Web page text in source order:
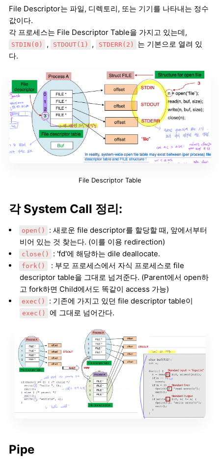
File Descriptor는 파일, 디렉토리, 또는 기기를 나타내는 정수
값이다.
각 프로세스는 File Descriptor Table을 가지고 있는데,
STDIN(0) , STDOUT(1) , STDERR(2)
는 기본으로 열려 있
다.
File Descriptor Table
각 System Call 정리:
open()
: 새로운 file descriptor를 할당할 때, 앞에서부터
비어 있는 것 찾는다. (이를 이용 redirection)
close() : 'fd'에 해당하는 dile deallocate.
fork()
: 부모 프로세스에서 자식 프로세스로 file
descriptor table을 그대로 넘겨준다. (Parent에서 open하
고 fork하면 Child에서도 똑같이 access 가능)
exec() : 기존에 가지고 있던 file descriptor table이
exec() 에 그대로 넘어간다.
Pipe